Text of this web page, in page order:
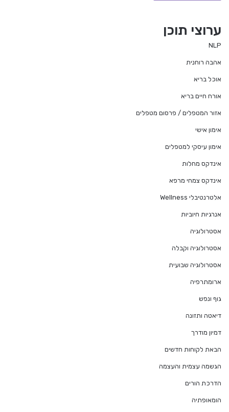
ערוצי תוכן
NLP
אהבה רוחנית
אוכל בריא
אורח חיים בריא
אזור המטפלים / פרסום מטפלים
אימון אישי
אימון עיסקי למטפלים
אינדקס מחלות
אינדקס צמחי מרפא
אלטרנטיבלי Wellness
אנרגיות חיוביות
אסטרולוגיה
אסטרולוגיה וקבלה
אסטרולוגיה שבועית
ארומתרפיה
גוף ונפש
דיאטה ותזונה
דמיון מודרך
הבאת לקוחות חדשים
הגשמה עצמית והעצמה
הדרכת הורים
הומאופתיה